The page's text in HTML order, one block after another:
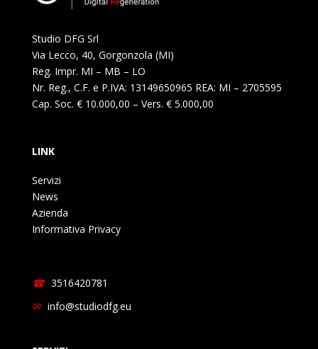
Studio DFG Srl
Via Lecco, 40, Gorgonzola (MI)
Reg. Impr. MI – MB – LO
Nr. Reg., C.F. e P.IVA: 13149650965 REA: MI – 2705595
Cap. Soc. € 10.000,00 – Vers. € 5.000,00
LINK
Servizi
News
Azienda
Informativa Privacy
3516420781
info@studiodfg.eu